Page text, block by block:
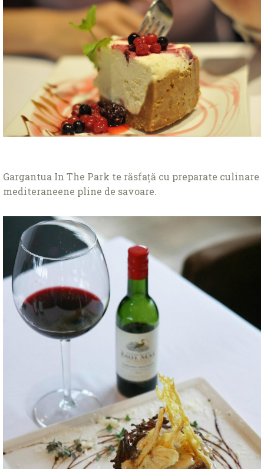
Gargantua In The Park te răsfață cu preparate culinare
mediteraneene pline de savoare.